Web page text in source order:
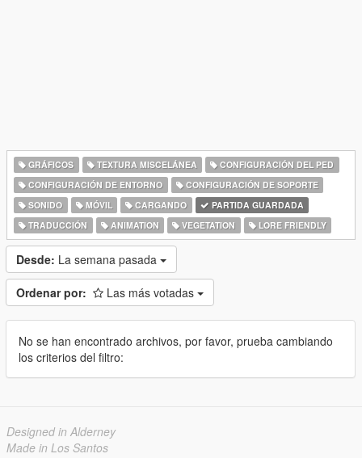
GRÁFICOS TEXTURA MISCELÁNEA
CONFIGURACIÓN DEL PED
CONFIGURACIÓN DE ENTORNO
CONFIGURACIÓN DE SOPORTE
SONIDO
MÓVIL CARGANDO
PARTIDA GUARDADA
TRADUCCIÓN
ANIMATION VEGETATION LORE FRIENDLY
Desde: La semana pasada
Ordenar por: Las más votadas
No se han encontrado archivos, por favor, prueba cambiando
los criterios del filtro:
Designed in Alderney
Made in Los Santos